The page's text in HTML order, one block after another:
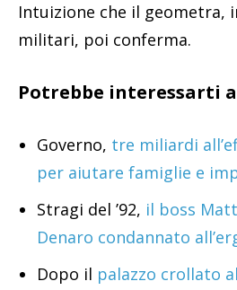
Intuizione che il geometra,
militari, poi conferma.
Potrebbe interessarti
Governo, tre miliardi
per aiutare famiglie e
Stragi del ’92, il boss
Denaro condannato
Dopo il palazzo crollato